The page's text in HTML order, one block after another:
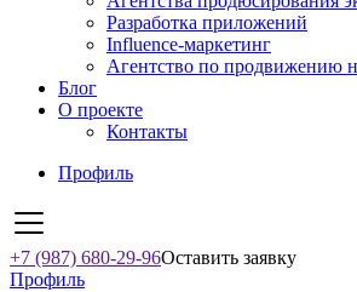
Разработка приложений
Influence-маркетинг
Агентство по продвижению
Блог
О проекте
Контакты
Профиль
+7 (987) 680-29-96Оставить заявку
Профиль